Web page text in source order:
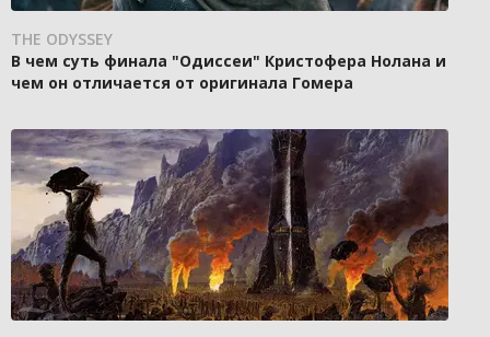
THE ODYSSEY
В чем суть финала "Одиссеи" Кристофера Нолана и
чем он отличается от оригинала Гомера